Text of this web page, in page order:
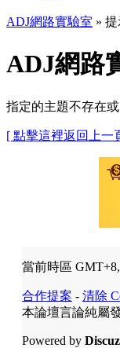
ADJ網路實驗室 »
ADJ網路
指定的主題不存在
[ 點擊這裡返回上一
當前時區
合作提案 - 清除
本論壇言論純屬
Powered by